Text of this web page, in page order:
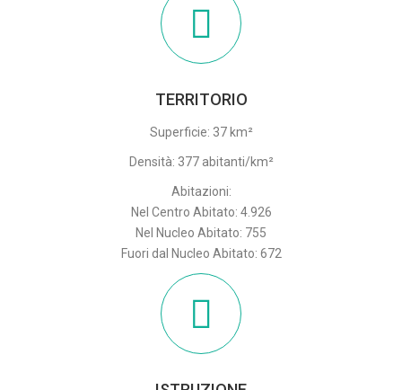
TERRITORIO
Superficie: 37 km²
Densità: 377 abitanti/km²
Abitazioni:
Nel Centro Abitato: 4.926
Nel Nucleo Abitato: 755
Fuori dal Nucleo Abitato: 672